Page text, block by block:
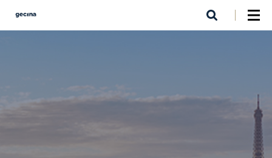
contenu